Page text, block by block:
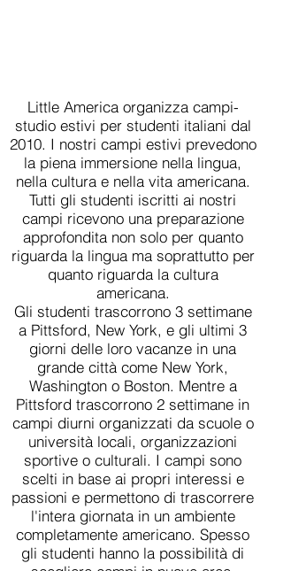
Little America organizza campi-
studio estivi per studenti italiani dal
2010. I nostri campi estivi prevedono
la piena immersione nella lingua,
nella cultura e nella vita americana.
Tutti gli studenti iscritti ai nostri
campi ricevono una preparazione
approfondita non solo per quanto
riguarda la lingua ma soprattutto per
quanto riguarda la cultura
americana.
Gli studenti trascorrono 3 settimane
a Pittsford, New York, e gli ultimi 3
giorni delle loro vacanze in una
grande città come New York,
Washington o Boston. Mentre a
Pittsford trascorrono 2 settimane in
campi diurni organizzati da scuole o
università locali, organizzazioni
sportive o culturali. I campi sono
scelti in base ai propri interessi e
passioni e permettono di trascorrere
l'intera giornata in un ambiente
completamente americano. Spesso
gli studenti hanno la possibilità di